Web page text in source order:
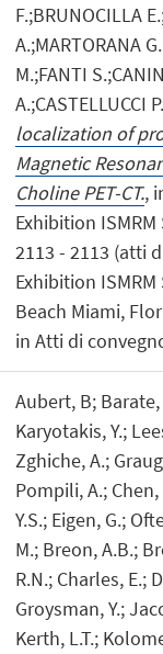
F.;BRUNOCILLA
A.;MARTORANA
M.;FANTI
A.;CASTELLUCCI
localization of
Magnetic
Choline PET-CT.,
Exhibition
2113 - 2113 (atti
Exhibition
Beach Miami,
in Atti di
Aubert, B; Barate,
Karyotakis, Y.;
Zghiche, A.;
Pompili, A.; Chen,
Y.S.; Eigen, G.;
M.; Breon, A.B.;
R.N.; Charles, E.;
Groysman, Y.;
Kerth, L.T.;